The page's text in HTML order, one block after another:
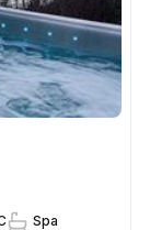
Spa